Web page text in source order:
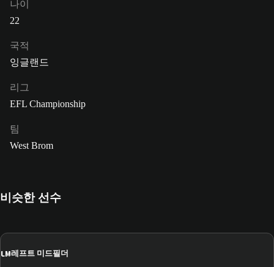
나이
22
국적
잉글랜드
리그
EFL Championship
팀
West Brom
비슷한 선수
LM레프트 미드필더